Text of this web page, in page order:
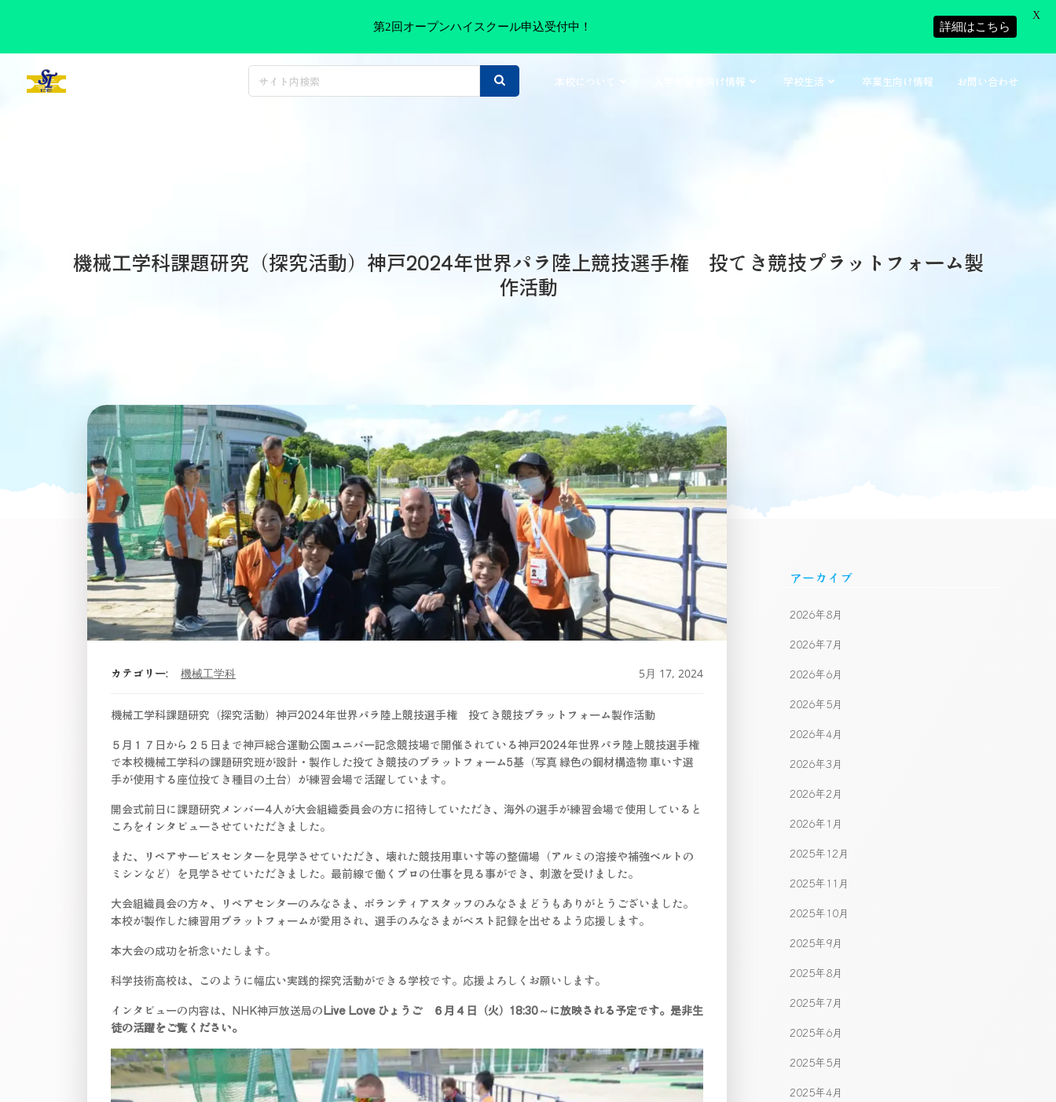
本校について 入学希望者向け情報 学校生活 卒業生向け情報 お問い合わせ
機械工学科課題研究（探究活動）神戸2024年世界パラ陸上競技選手権 投てき競技プラットフォーム製
作活動
カテゴリー: 機械工学科 5月 17, 2024
機械工学科課題研究（探究活動）神戸2024年世界パラ陸上競技選手権 投てき競技プラットフォーム製作活動
５月１７日から２５日まで神戸総合運動公園ユニバー記念競技場で開催されている神戸2024年世界パラ陸上競技選手権
で本校機械工学科の課題研究班が設計・製作した投てき競技のプラットフォーム5基（写真 緑色の鋼材構造物 車いす選
手が使用する座位投てき種目の土台）が練習会場で活躍しています。
開会式前日に課題研究メンバー4人が大会組織委員会の方に招待していただき、海外の選手が練習会場で使用していると
ころをインタビューさせていただきました。
また、リペアサービスセンターを見学させていただき、壊れた競技用車いす等の整備場（アルミの溶接や補強ベルトの
ミシンなど）を見学させていただきました。最前線で働くプロの仕事を見る事ができ、刺激を受けました。
大会組織員会の方々、リペアセンターのみなさま、ボランティアスタッフのみなさまどうもありがとうございました。
本校が製作した練習用プラットフォームが愛用され、選手のみなさまがベスト記録を出せるよう応援します。
本大会の成功を祈念いたします。
科学技術高校は、このように幅広い実践的探究活動ができる学校です。応援よろしくお願いします。
インタビューの内容は、NHK神戸放送局のLive Love ひょうご ６月４日（火）18:30～に放映される予定です。是非生
徒の活躍をご覧ください。
アーカイブ
2026年8月
2026年7月
2026年6月
2026年5月
2026年4月
2026年3月
2026年2月
2026年1月
2025年12月
2025年11月
2025年10月
2025年9月
2025年8月
2025年7月
2025年6月
2025年5月
2025年4月
第2回オープンハイスクール申込受付中！ 詳細はこちら
X